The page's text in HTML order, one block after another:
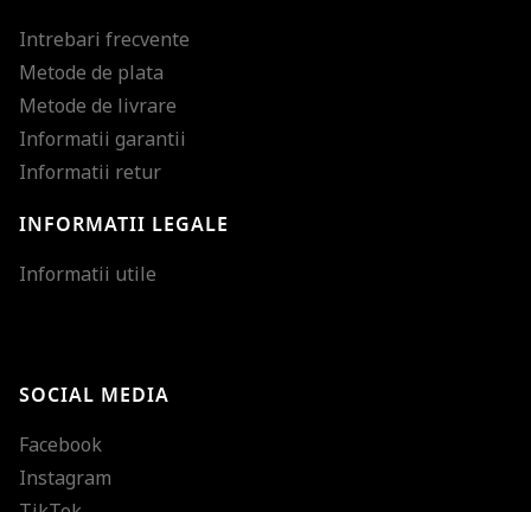
Intrebari frecvente
Metode de plata
Metode de livrare
Informatii garantii
Informatii retur
INFORMATII LEGALE
Informatii utile
SOCIAL MEDIA
Facebook
Instagram